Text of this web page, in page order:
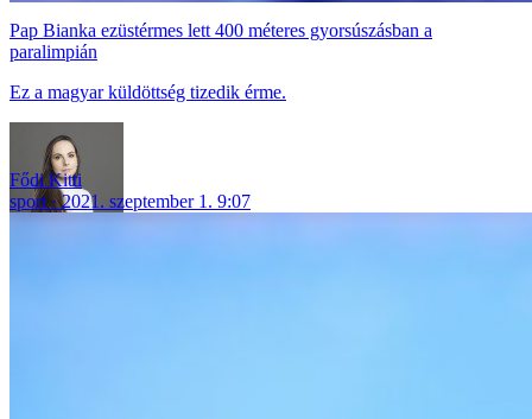
Pap Bianka ezüstérmes lett 400 méteres gyorsúszásban a
paralimpián
Ez a magyar küldöttség tizedik érme.
Fődi Kitti
sport
2021. szeptember 1. 9:07